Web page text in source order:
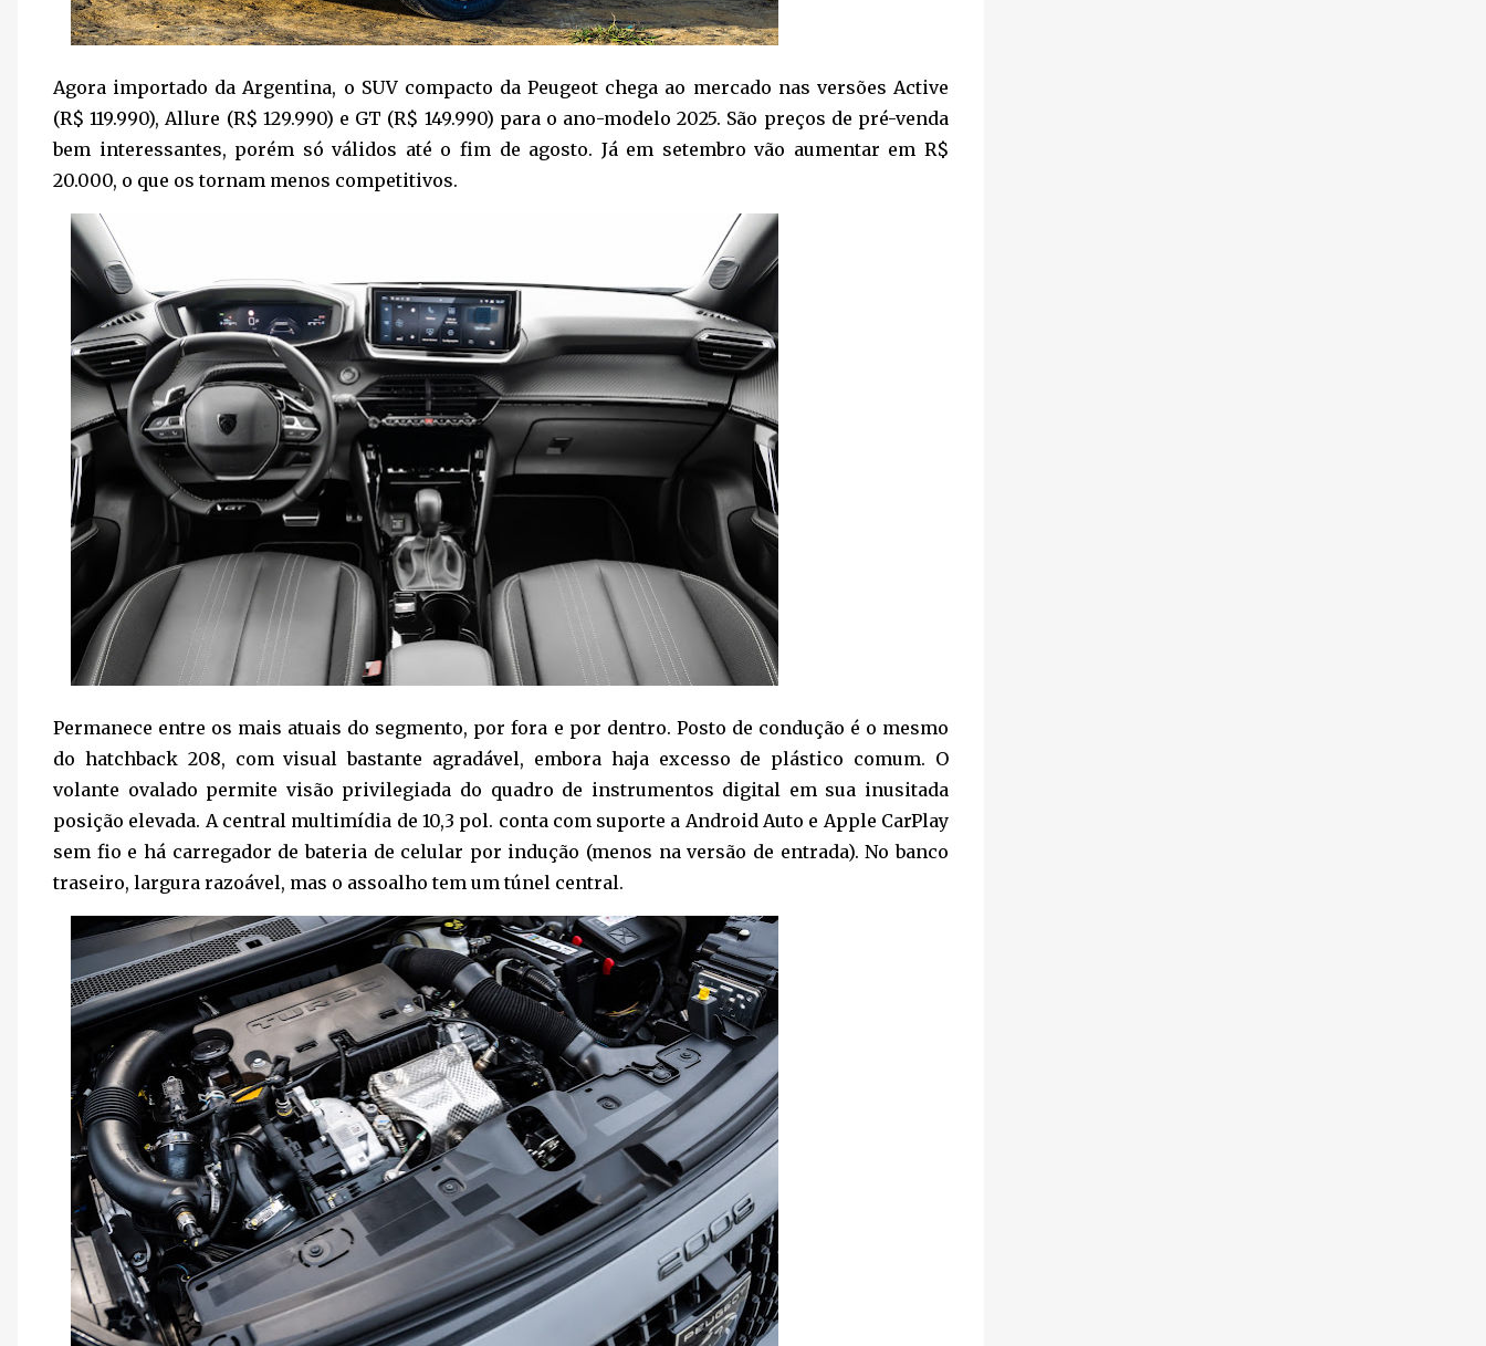
Agora importado da Argentina, o SUV compacto da Peugeot chega ao mercado nas versões Active
(R$ 119.990), Allure (R$ 129.990) e GT (R$ 149.990) para o ano-modelo 2025. São preços de pré-venda
bem interessantes, porém só válidos até o fim de agosto. Já em setembro vão aumentar em R$
20.000, o que os tornam menos competitivos.
Permanece entre os mais atuais do segmento, por fora e por dentro. Posto de condução é o mesmo
do hatchback 208, com visual bastante agradável, embora haja excesso de plástico comum. O
volante ovalado permite visão privilegiada do quadro de instrumentos digital em sua inusitada
posição elevada. A central multimídia de 10,3 pol. conta com suporte a Android Auto e Apple CarPlay
sem fio e há carregador de bateria de celular por indução (menos na versão de entrada). No banco
traseiro, largura razoável, mas o assoalho tem um túnel central.